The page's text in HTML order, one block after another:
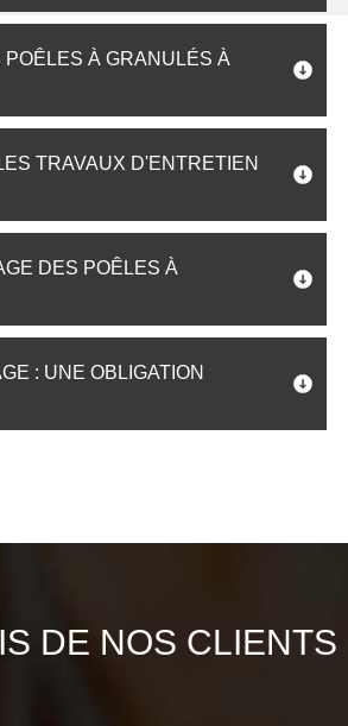
À GRANULÉS À
TRAVAUX D'ENTRETIEN
DES POÊLES À
: UNE OBLIGATION
DE NOS CLIENTS